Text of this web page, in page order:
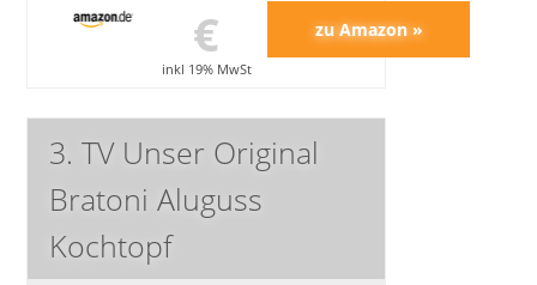
€
inkl 19% MwSt
3. TV Unser Original
Bratoni Aluguss
Kochtopf